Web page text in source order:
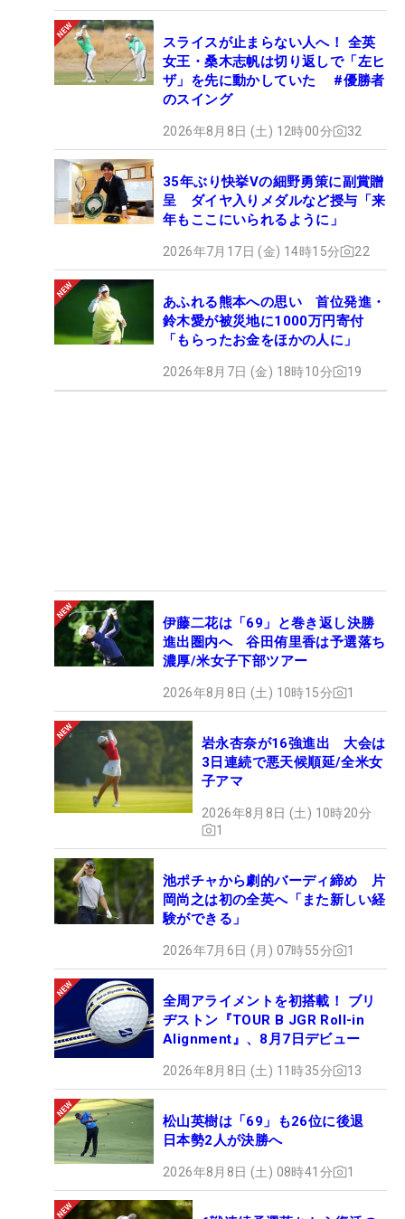
スライスが止まらない人へ！ 全英
女王・桑木志帆は切り返しで「左ヒ
ザ」を先に動かしていた #優勝者
のスイング
2026年8月8日 (土) 12時00分 32
35年ぶり快挙Vの細野勇策に副賞贈
呈 ダイヤ入りメダルなど授与「来
年もここにいられるように」
2026年7月17日 (金) 14時15分 22
あふれる熊本への思い 首位発進・
鈴木愛が被災地に1000万円寄付
「もらったお金をほかの人に」
2026年8月7日 (金) 18時10分 19
伊藤二花は「69」と巻き返し決勝
進出圏内へ 谷田侑里香は予選落ち
濃厚/米女子下部ツアー
2026年8月8日 (土) 10時15分 1
岩永杏奈が16強進出 大会は
3日連続で悪天候順延/全米女
子アマ
2026年8月8日 (土) 10時20分
1
池ポチャから劇的バーディ締め 片
岡尚之は初の全英へ「また新しい経
験ができる」
2026年7月6日 (月) 07時55分 1
全周アライメントを初搭載！ ブリ
ヂストン『TOUR B JGR Roll-in
Alignment』、8月7日デビュー
2026年8月8日 (土) 11時35分 13
松山英樹は「69」も26位に後退
日本勢2人が決勝へ
2026年8月8日 (土) 08時41分 1